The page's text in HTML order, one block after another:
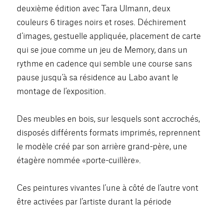
deuxième édition avec Tara Ulmann, deux
couleurs 6 tirages noirs et roses. Déchirement
d’images, gestuelle appliquée, placement de carte
qui se joue comme un jeu de Memory, dans un
rythme en cadence qui semble une course sans
pause jusqu’à sa résidence au Labo avant le
montage de l’exposition.
Des meubles en bois, sur lesquels sont accrochés,
disposés différents formats imprimés, reprennent
le modèle créé par son arrière grand-père, une
étagère nommée «porte-cuillère».
Ces peintures vivantes l’une à côté de l’autre vont
être activées par l’artiste durant la période